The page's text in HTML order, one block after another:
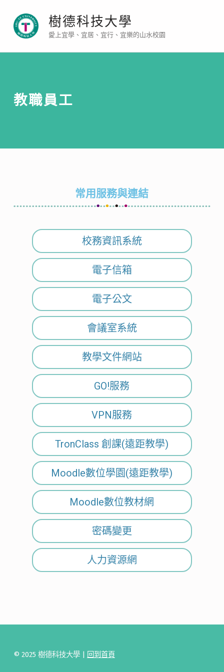
樹德科技大學
愛上宜學、宜居、宜行、宜樂的山水校園
教職員工
常用服務與連結
校務資訊系統
電子信箱
電子公文
會議室系統
教學文件網站
GO!服務
VPN服務
TronClass 創課(遠距教學)
Moodle數位學園(遠距教學)
Moodle數位教材網
密碼變更
人力資源網
© 2025 樹德科技大學 | 回到首頁